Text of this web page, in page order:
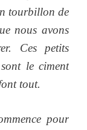
tourbillon de
nous avons
Ces petits
le ciment
tout.
pour